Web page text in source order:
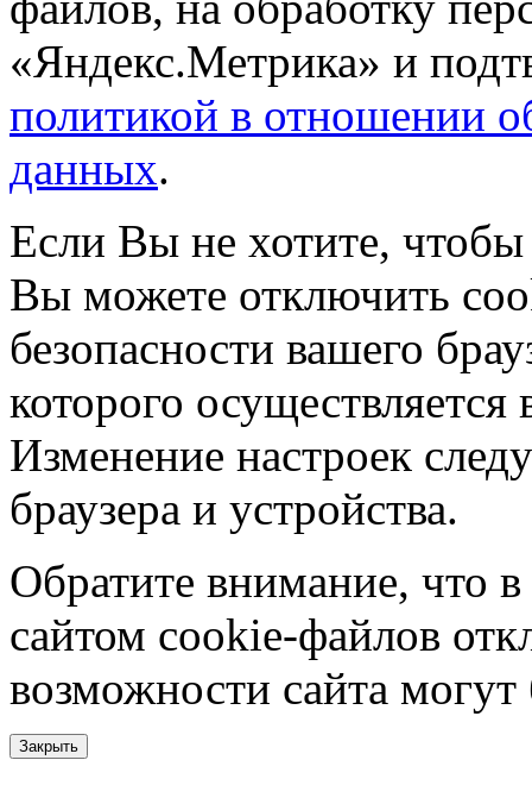
«Яндекс.Метрика» и
политикой в отношении
данных.
Если Вы не хотите,
Вы можете отключить
безопасности вашего
которого
Изменение настроек
браузера и устройства.
Обратите внимание, что в
сайтом cookie-файлов
возможности сайта
Закрыть